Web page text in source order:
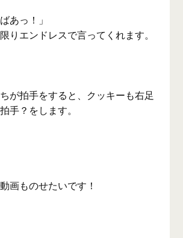
あっ！」
りエンドレスで言ってくれます。
が拍手をすると、クッキーも右足
手？をします。
画ものせたいです！